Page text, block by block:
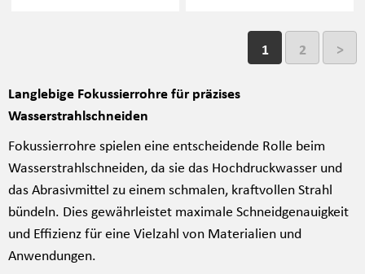
1 2 >
Langlebige Fokussierrohre für präzises
Wasserstrahlschneiden
Fokussierrohre spielen eine entscheidende Rolle beim
Wasserstrahlschneiden, da sie das Hochdruckwasser und
das Abrasivmittel zu einem schmalen, kraftvollen Strahl
bündeln. Dies gewährleistet maximale Schneidgenauigkeit
und Effizienz für eine Vielzahl von Materialien und
Anwendungen.